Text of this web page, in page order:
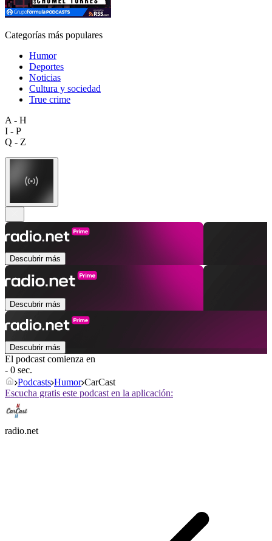
Categorías más populares
Humor
Deportes
Noticias
Cultura y sociedad
True crime
A - H
I - P
Q - Z
Descubrir más
Descubrir más
Descubrir más
El podcast comienza en
- 0 sec.
Podcasts Humor CarCast
Escucha gratis este podcast en la aplicación:
radio.net